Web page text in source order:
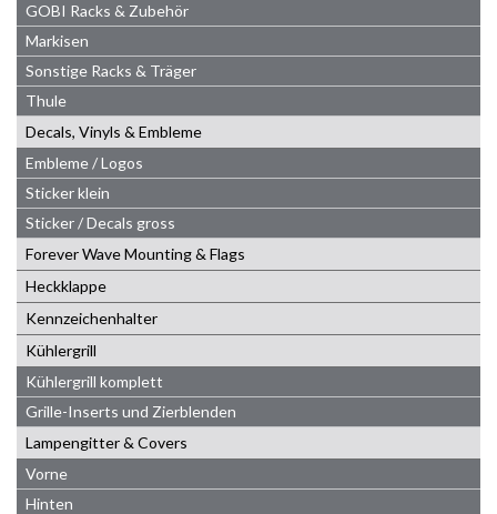
GOBI Racks & Zubehör
Markisen
Sonstige Racks & Träger
Thule
Decals, Vinyls & Embleme
Embleme / Logos
Sticker klein
Sticker / Decals gross
Forever Wave Mounting & Flags
Heckklappe
Kennzeichenhalter
Kühlergrill
Kühlergrill komplett
Grille-Inserts und Zierblenden
Lampengitter & Covers
Vorne
Hinten